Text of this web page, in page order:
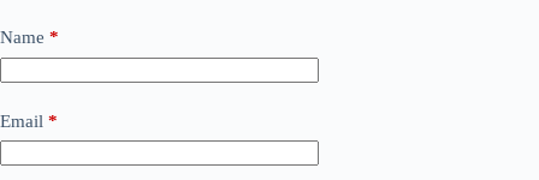
Name *
Email *